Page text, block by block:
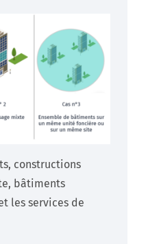
constructions
bâtiments
les services de